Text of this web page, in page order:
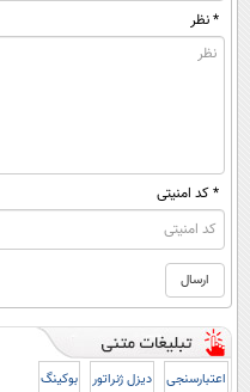
* نظر
* کد امنیتی
اعتبارسنجی دیزل ژنراتور بوکینگ